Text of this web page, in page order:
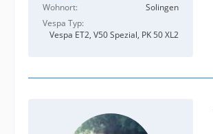
Wohnort
Solingen
Vespa Typ
Vespa ET2, V50 Spezial, PK 50 XL2